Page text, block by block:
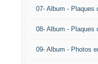
07- Album - Plaques
08- Album - Plaques
09- Album - Photos